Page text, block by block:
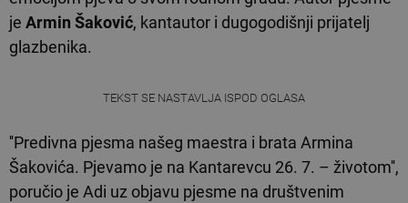
je Armin Šaković, kantautor i dugogodišnji prijatelj
glazbenika.
TEKST SE NASTAVLJA ISPOD OGLASA
''Predivna pjesma našeg maestra i brata Armina
Šakovića. Pjevamo je na Kantarevcu 26. 7. – životom'',
poručio je Adi uz objavu pjesme na društvenim